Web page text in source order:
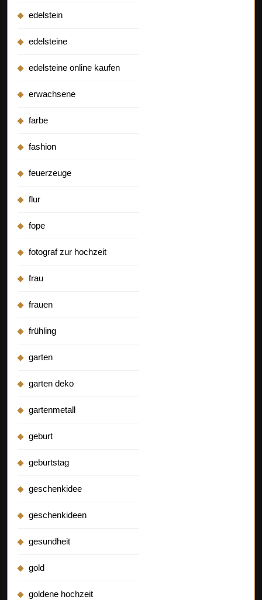
edelstein
edelsteine
edelsteine online kaufen
erwachsene
farbe
fashion
feuerzeuge
flur
fope
fotograf zur hochzeit
frau
frauen
frühling
garten
garten deko
gartenmetall
geburt
geburtstag
geschenkidee
geschenkideen
gesundheit
gold
goldene hochzeit